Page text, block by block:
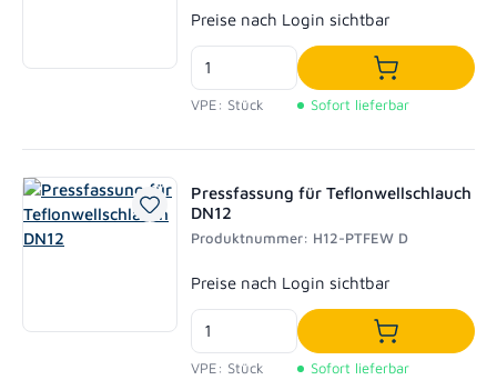
Regulärer Preis:
Preise nach Login sichtbar
VPE: Stück
In den
Sofort lieferbar
Pressfassung für Teflonwellschlauch
DN12
Produktnummer: H12-PTFEW D
Regulärer Preis:
Preise nach Login sichtbar
VPE: Stück
In den
Sofort lieferbar